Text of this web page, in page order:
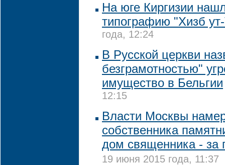
На юге Киргизии
типографию "Хизб
года, 12:24
В Русской церкви
безграмотностью"
имущество в Бельгии
12:15
Власти Москвы
собственника
дом священника - за
19 июня 2015 года, 11:37